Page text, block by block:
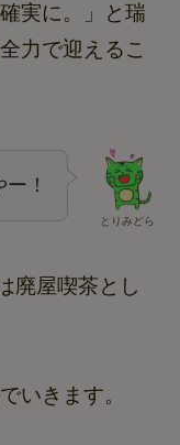
実に。」と瑞
力で迎えるこ
とりみどら
！
廃屋喫茶とし
いきます。